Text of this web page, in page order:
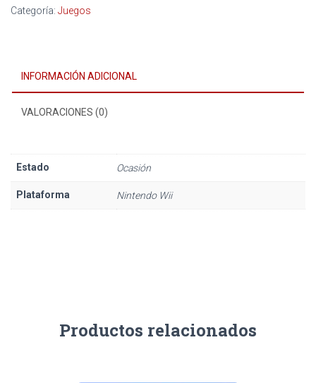
Categoría: Juegos
INFORMACIÓN ADICIONAL
VALORACIONES (0)
Estado Ocasión
Plataforma Nintendo Wii
Productos relacionados